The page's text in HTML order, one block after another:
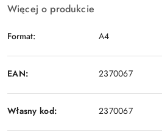
Więcej o produkcie
Format: A4
EAN: 2370067
Własny kod: 2370067